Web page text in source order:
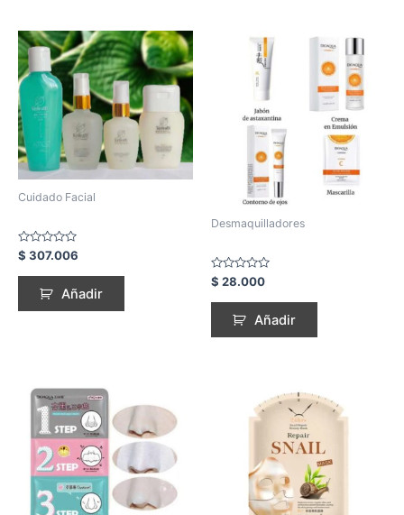
Cuidado Facial
Rated
0
out
$ 307.006
Añadir
Desmaquilladores
Rated
0
out
$ 28.000
Añadir